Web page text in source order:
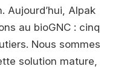
Aujourd’hui, Alpak
au bioGNC : cinq
Nous sommes
solution mature,